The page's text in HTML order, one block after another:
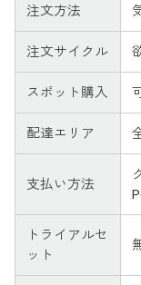
注文方法
注文サイクル
スポット購入
配達エリア
支払い方法
トライアルセ
ット